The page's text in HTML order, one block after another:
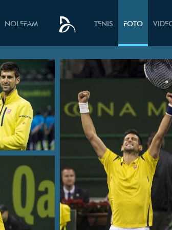
NOLEFAM TENIS FOTO